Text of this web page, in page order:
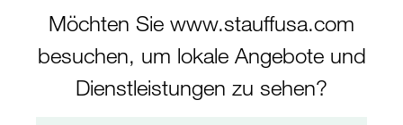
Möchten Sie www.stauffusa.com
besuchen, um lokale Angebote und
Dienstleistungen zu sehen?